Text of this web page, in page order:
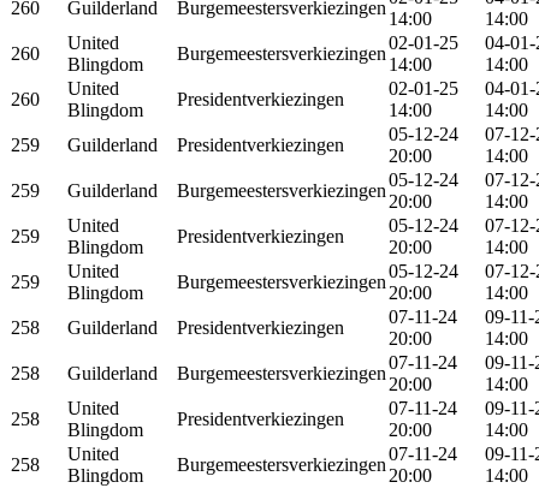
260 Guilderland Burgemeestersverkiezingen
14:00
14:00
260
United
Blingdom
Burgemeestersverkiezingen
02-01-25
14:00
04-01-
14:00
260
United
Blingdom
Presidentverkiezingen
02-01-25
14:00
04-01-
14:00
259
Guilderland Presidentverkiezingen
05-12-24
20:00
07-12-
14:00
259
Guilderland Burgemeestersverkiezingen
05-12-24
20:00
07-12-
14:00
259
United
Blingdom
Presidentverkiezingen
05-12-24
20:00
07-12-
14:00
259
United
Blingdom
Burgemeestersverkiezingen
05-12-24
20:00
07-12-
14:00
258
Guilderland Presidentverkiezingen
07-11-24
20:00
09-11-
14:00
258
Guilderland Burgemeestersverkiezingen
07-11-24
20:00
09-11-
14:00
258
United
Blingdom
Presidentverkiezingen
07-11-24
20:00
09-11-
14:00
258
United
Blingdom
Burgemeestersverkiezingen
07-11-24
20:00
09-11-
14:00